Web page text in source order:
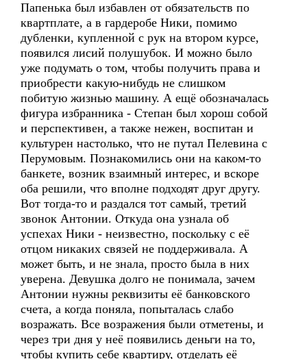
Папенька был избавлен от обязательств по
квартплате, а в гардеробе Ники, помимо
дубленки, купленной с рук на втором курсе,
появился лисий полушубок. И можно было
уже подумать о том, чтобы получить права и
приобрести какую-нибудь не слишком
побитую жизнью машину. А ещё обозначалась
фигура избранника - Степан был хорош собой
и перспективен, а также нежен, воспитан и
культурен настолько, что не путал Пелевина с
Перумовым. Познакомились они на каком-то
банкете, возник взаимный интерес, и вскоре
оба решили, что вполне подходят друг другу.
Вот тогда-то и раздался тот самый, третий
звонок Антонии. Откуда она узнала об
успехах Ники - неизвестно, поскольку с её
отцом никаких связей не поддерживала. А
может быть, и не знала, просто была в них
уверена. Девушка долго не понимала, зачем
Антонии нужны реквизиты её банковского
счета, а когда поняла, попыталась слабо
возражать. Все возражения были отметены, и
через три дня у неё появились деньги на то,
чтобы купить себе квартиру, отделать её